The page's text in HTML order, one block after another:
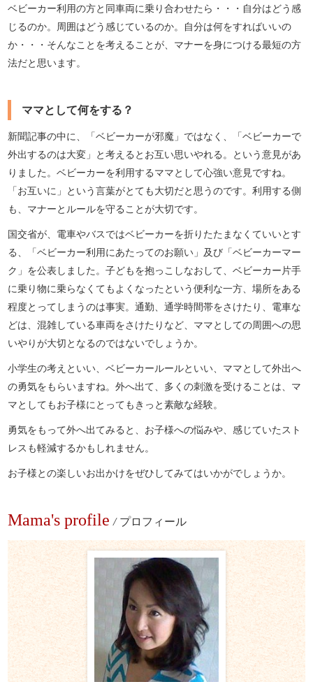
ベビーカー利用の方と同車両に乗り合わせたら・・・自分はどう感
じるのか。周囲はどう感じているのか。自分は何をすればいいの
か・・・そんなことを考えることが、マナーを身につける最短の方
法だと思います。
ママとして何をする？
新聞記事の中に、「ベビーカーが邪魔」ではなく、「ベビーカーで
外出するのは大変」と考えるとお互い思いやれる。という意見があ
りました。ベビーカーを利用するママとして心強い意見ですね。
「お互いに」という言葉がとても大切だと思うのです。利用する側
も、マナーとルールを守ることが大切です。
国交省が、電車やバスではベビーカーを折りたたまなくていいとす
る、「ベビーカー利用にあたってのお願い」及び「ベビーカーマー
ク」を公表しました。子どもを抱っこしなおして、ベビーカー片手
に乗り物に乗らなくてもよくなったという便利な一方、場所をある
程度とってしまうのは事実。通勤、通学時間帯をさけたり、電車な
どは、混雑している車両をさけたりなど、ママとしての周囲への思
いやりが大切となるのではないでしょうか。
小学生の考えといい、ベビーカールールといい、ママとして外出へ
の勇気をもらいますね。外へ出て、多くの刺激を受けることは、マ
マとしてもお子様にとってもきっと素敵な経験。
勇気をもって外へ出てみると、お子様への悩みや、感じていたスト
レスも軽減するかもしれません。
お子様との楽しいお出かけをぜひしてみてはいかがでしょうか。
Mama's profile / プロフィール